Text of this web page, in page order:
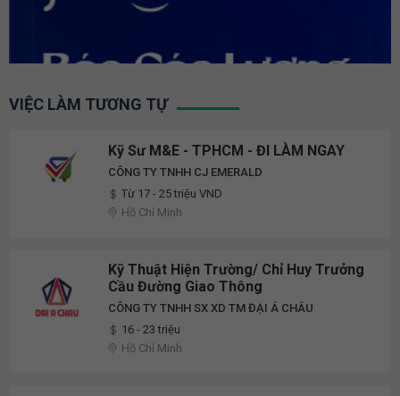
VIỆC LÀM TƯƠNG TỰ
Kỹ Sư M&E - TPHCM - ĐI LÀM NGAY
CÔNG TY TNHH CJ EMERALD
Từ 17 - 25 triệu VND
Hồ Chí Minh
Kỹ Thuật Hiện Trường/ Chỉ Huy Trưởng
Cầu Đường Giao Thông
CÔNG TY TNHH SX XD TM ĐẠI Á CHÂU
16 - 23 triệu
Hồ Chí Minh